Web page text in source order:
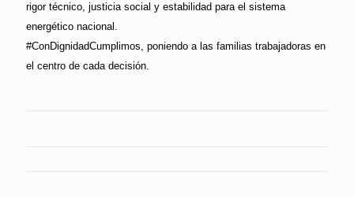
rigor técnico, justicia social y estabilidad para el sistema
energético nacional.
#ConDignidadCumplimos, poniendo a las familias trabajadoras en
el centro de cada decisión.